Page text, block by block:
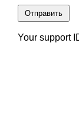
Отправить
Your support